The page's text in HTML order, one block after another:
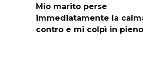
Mio marito perse
immediatamente la
contro e mi colpì in